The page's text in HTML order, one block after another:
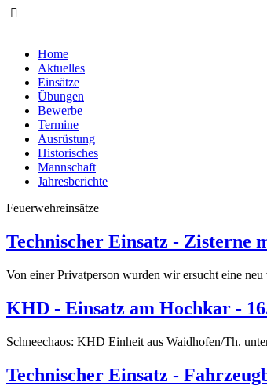
Home
Aktuelles
Einsätze
Übungen
Bewerbe
Termine
Ausrüstung
Historisches
Mannschaft
Jahresberichte
Feuerwehreinsätze
Technischer Einsatz - Zisterne
Von einer Privatperson wurden wir ersucht eine
KHD - Einsatz am Hochkar -
Schneechaos: KHD Einheit aus Waidhofen/Th.
Technischer Einsatz -